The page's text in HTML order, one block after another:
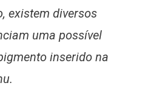
existem diversos
uma possível
inserido na